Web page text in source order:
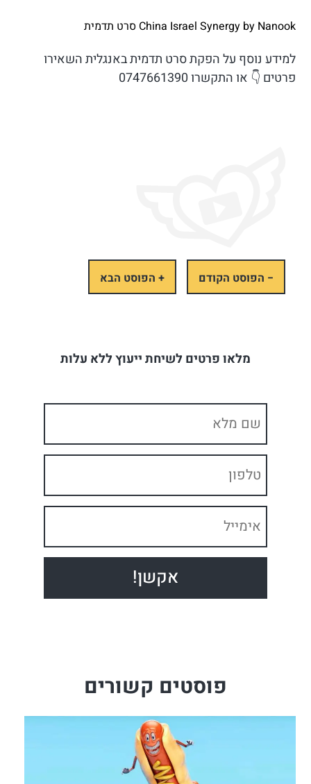
China Israel Synergy by Nanook סרט תדמית
למידע נוסף על הפקת סרט תדמית באנגלית השאירו
פרטים 👇 או התקשרו 0747661390
− הפוסט הקודם + הפוסט הבא
מלאו פרטים לשיחת ייעוץ ללא עלות
פוסטים קשורים